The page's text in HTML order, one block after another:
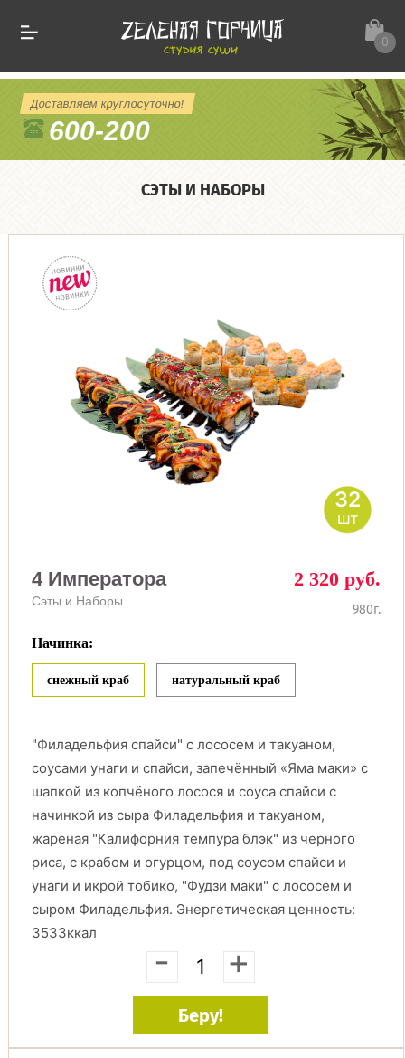
0
Доставляем круглосуточно!
600-200
СЭТЫ И НАБОРЫ
32
шт
4 Императора
Сэты и Наборы
2 320 руб.
980г.
Начинка:
снежный краб натуральный краб
"Филадельфия спайси" c лососем и такуаном,
соусами унаги и спайси, запечённый «Яма маки» с
шапкой из копчёного лосося и соуса спайси с
начинкой из сыра Филадельфия и такуаном,
жареная "Калифорния темпура блэк" из черного
риса, с крабом и огурцом, под соусом спайси и
унаги и икрой тобико, "Фудзи маки" с лососем и
сыром Филадельфия. Энергетическая ценность:
3533ккал
- +
Беру!